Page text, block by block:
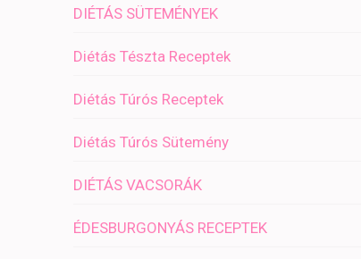
DIÉTÁS SÜTEMÉNYEK
Diétás Tészta Receptek
Diétás Túrós Receptek
Diétás Túrós Sütemény
DIÉTÁS VACSORÁK
ÉDESBURGONYÁS RECEPTEK